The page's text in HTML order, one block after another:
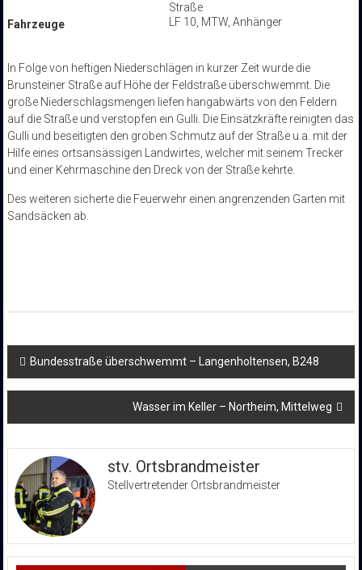
Straße
Fahrzeuge
LF 10, MTW, Anhänger
In Folge von heftigen Niederschlägen in kurzer Zeit wurde die
Brunsteiner Straße auf Höhe der Feldstraße überschwemmt. Die
große Niederschlagsmengen liefen hangabwärts von den Feldern
auf die Straße und verstopfen ein Gulli. Die Einsätzkräfte reinigten das
Gulli und beseitigten den groben Schmutz auf der Straße u.a. mit der
Hilfe eines ortsansässigen Landwirtes, welcher mit seinem Trecker
und einer Kehrmaschine den Dreck von der Straße kehrte.
Des weiteren sicherte die Feuerwehr einen angrenzenden Garten mit
Sandsäcken ab.
Beitragsnavigation
Bundesstraße überschwemmt – Langenholtensen, B248
Wasser im Keller – Northeim, Mittelweg
stv. Ortsbrandmeister
Stellvertretender Ortsbrandmeister